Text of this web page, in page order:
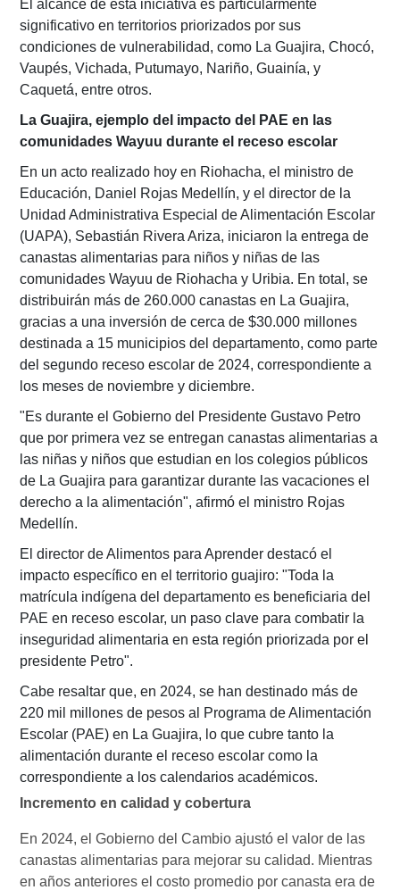
El alcance de esta iniciativa es particularmente
significativo en territorios priorizados por sus
condiciones de vulnerabilidad, como La Guajira, Chocó,
Vaupés, Vichada, Putumayo, Nariño, Guainía, y
Caquetá, entre otros.
La Guajira, ejemplo del impacto del PAE en las
comunidades Wayuu durante el receso escolar
En un acto realizado hoy en Riohacha, el ministro de
Educación, Daniel Rojas Medellín, y el director de la
Unidad Administrativa Especial de Alimentación Escolar
(UAPA), Sebastián Rivera Ariza, iniciaron la entrega de
canastas alimentarias para niños y niñas de las
comunidades Wayuu de Riohacha y Uribia. En total, se
distribuirán más de 260.000 canastas en La Guajira,
gracias a una inversión de cerca de $30.000 millones
destinada a 15 municipios del departamento, como parte
del segundo receso escolar de 2024, correspondiente a
los meses de noviembre y diciembre.
"Es durante el Gobierno del Presidente Gustavo Petro
que por primera vez se entregan canastas alimentarias a
las niñas y niños que estudian en los colegios públicos
de La Guajira para garantizar durante las vacaciones el
derecho a la alimentación", afirmó el ministro Rojas
Medellín.
El director de Alimentos para Aprender destacó el
impacto específico en el territorio guajiro: "Toda la
matrícula indígena del departamento es beneficiaria del
PAE en receso escolar, un paso clave para combatir la
inseguridad alimentaria en esta región priorizada por el
presidente Petro".
Cabe resaltar que, en 2024, se han destinado más de
220 mil millones de pesos al Programa de Alimentación
Escolar (PAE) en La Guajira, lo que cubre tanto la
alimentación durante el receso escolar como la
correspondiente a los calendarios académicos.
Incremento en calidad y cobertura
En 2024, el Gobierno del Cambio ajustó el valor de las
canastas alimentarias para mejorar su calidad. Mientras
en años anteriores el costo promedio por canasta era de